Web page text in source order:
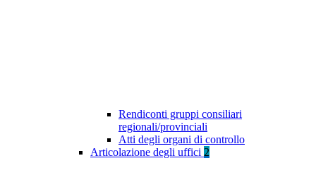
Rendiconti gruppi consiliari
regionali/provinciali
Atti degli organi di controllo
Articolazione degli uffici 2